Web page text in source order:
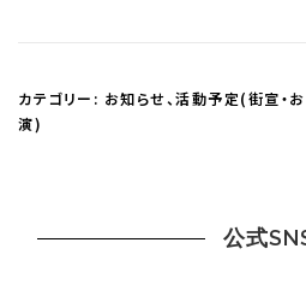
カテゴリー: お知らせ、活動予定(街宣・お
演)
公式